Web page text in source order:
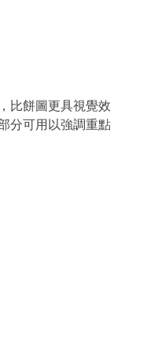
比餅圖更具視覺效
分可用以強調重點